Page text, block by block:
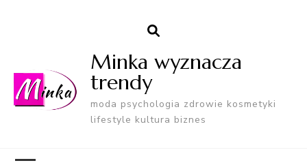
Minka wyznacza
trendy
moda psychologia zdrowie kosmetyki
lifestyle kultura biznes